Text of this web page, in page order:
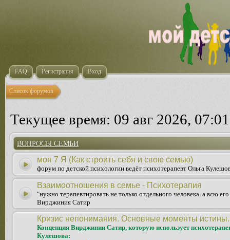
FAQ Регистрация Вход
Список форумов
Текущее время: 09 авг 2026, 07:01
ВОПРОСЫ СЕМЬИ
моя 7 Я (Как строить себя и свою семью)
форум по детской психологии ведёт психотерапевт Ольга
Взаимоотношения в семье - Психотерапия
"нужно терапевтировать не только отдельного человека, а всю
Вирджиния Сатир
Кризис непонимания. Основные моменты истины.
Концепция Вирджинии Сатир, которую использует
Кулешова: